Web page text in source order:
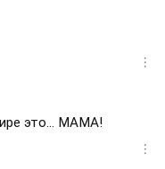
это... МАМА!